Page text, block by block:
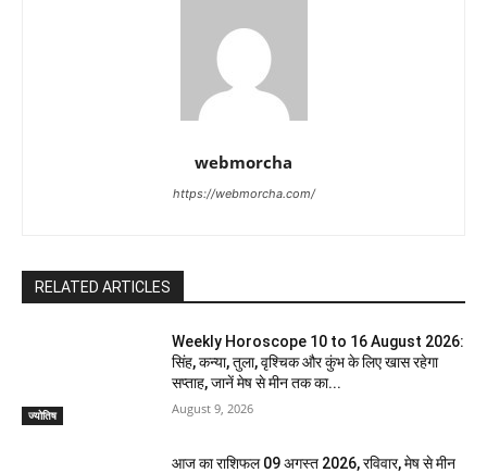
webmorcha
https://webmorcha.com/
RELATED ARTICLES
ज्योतिष
Weekly Horoscope 10 to 16 August 2026:
सिंह, कन्या, तुला, वृश्चिक और कुंभ के लिए खास रहेगा
सप्ताह, जानें मेष से मीन तक का...
August 9, 2026
आज का राशिफल 09 अगस्त 2026, रविवार, मेष से मीन